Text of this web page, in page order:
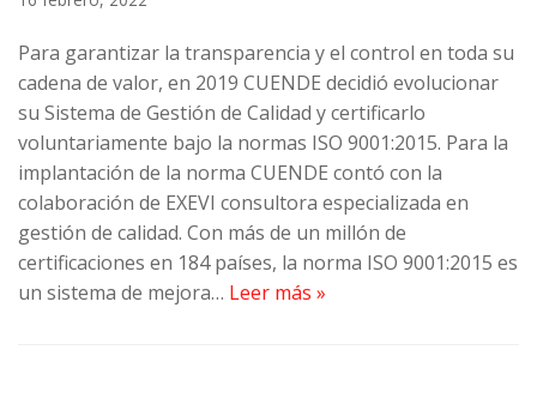
Para garantizar la transparencia y el control en toda su
cadena de valor, en 2019 CUENDE decidió evolucionar
su Sistema de Gestión de Calidad y certificarlo
voluntariamente bajo la normas ISO 9001:2015. Para la
implantación de la norma CUENDE contó con la
colaboración de EXEVI consultora especializada en
gestión de calidad. Con más de un millón de
certificaciones en 184 países, la norma ISO 9001:2015 es
un sistema de mejora… Leer más »